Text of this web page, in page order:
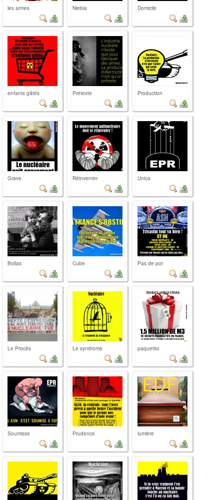
les armes Niebla Domicile
enfants gâtés Prétexte Production
Grave Réinventer Unica
Bollas Cube Pas de pot
Le Procès Le syndrome paquetito
Soumisse Prudence lumière